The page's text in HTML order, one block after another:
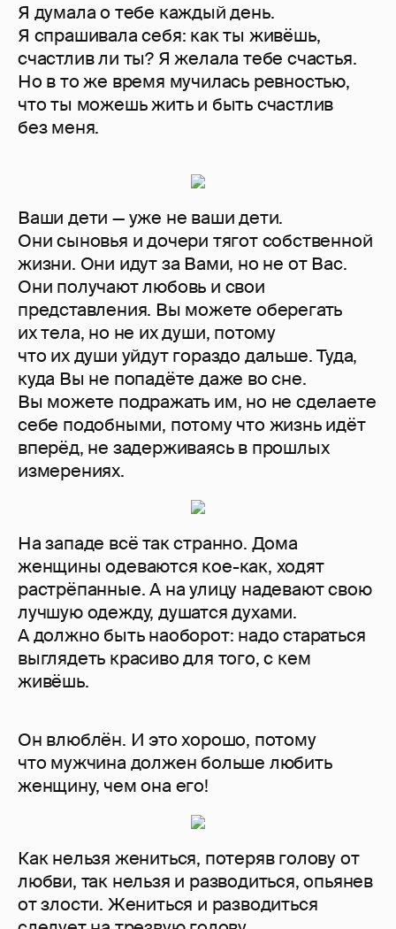
Я думала о тебе каждый день.
Я спрашивала себя: как ты живёшь,
счастлив ли ты? Я желала тебе счастья.
Но в то же время мучилась ревностью,
что ты можешь жить и быть счастлив
без меня.
Ваши дети — уже не ваши дети.
Они сыновья и дочери тягот собственной
жизни. Они идут за Вами, но не от Вас.
Они получают любовь и свои
представления. Вы можете оберегать
их тела, но не их души, потому
что их души уйдут гораздо дальше. Туда,
куда Вы не попадёте даже во сне.
Вы можете подражать им, но не сделаете
себе подобными, потому что жизнь идёт
вперёд, не задерживаясь в прошлых
измерениях.
На западе всё так странно. Дома
женщины одеваются кое-как, ходят
растрёпанные. А на улицу надевают свою
лучшую одежду, душатся духами.
А должно быть наоборот: надо стараться
выглядеть красиво для того, с кем
живёшь.
Он влюблён. И это хорошо, потому
что мужчина должен больше любить
женщину, чем она его!
Как нельзя жениться, потеряв голову от
любви, так нельзя и разводиться, опьянев
от злости. Жениться и разводиться